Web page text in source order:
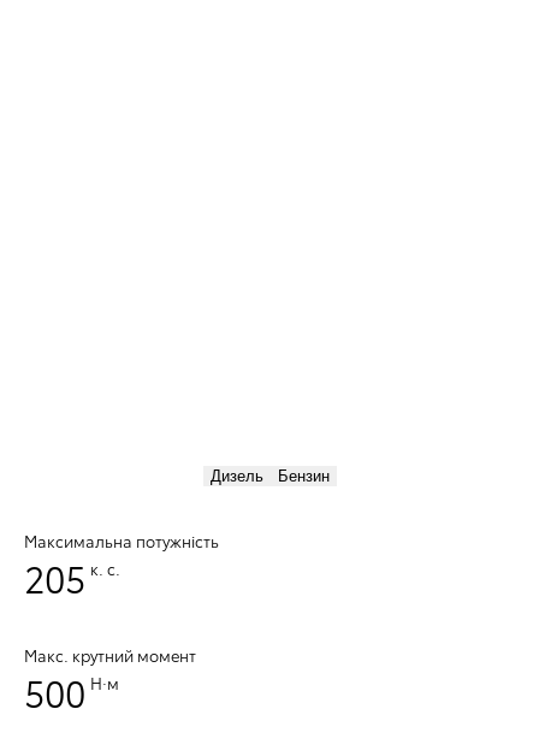
Дизель Бензин
Максимальна потужність
205 к. с.
Макс. крутний момент
500 Н·м